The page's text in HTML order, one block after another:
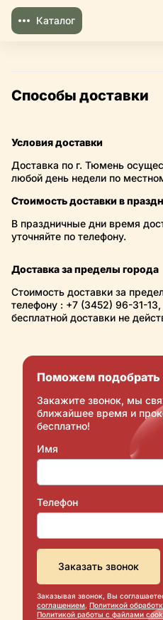
Каталог
Способы доставки
Условия доставки
Доставка по г. Тюмень
любой день недели по
Стоимость доставки в
В праздничные дни время
уточняйте по телефону.
Доставка за пределы города
Стоимость доставки за
телефону : +7 (3452) 96-31-
бесплатной доставки не
Поможем подобрать
Закажите звонок, мы
ближайшее время и
бесплатно!
Имя
Телефон
Заказывая звонок, Вы
соглашением, Политикой
Политикой работы с файлами